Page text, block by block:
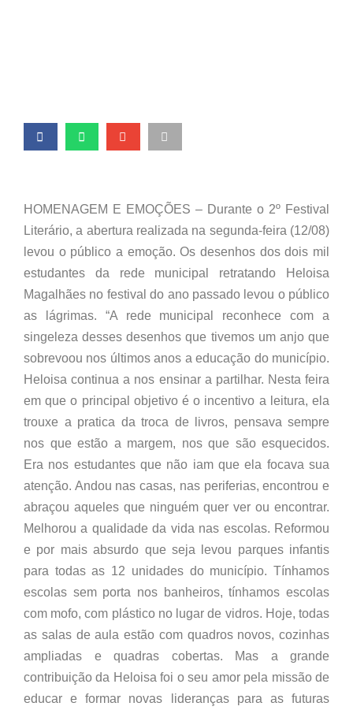
HOMENAGEM E EMOÇÕES – Durante o 2º Festival
Literário, a abertura realizada na segunda-feira (12/08)
levou o público a emoção. Os desenhos dos dois mil
estudantes da rede municipal retratando Heloisa
Magalhães no festival do ano passado levou o público
as lágrimas. “A rede municipal reconhece com a
singeleza desses desenhos que tivemos um anjo que
sobrevoou nos últimos anos a educação do município.
Heloisa continua a nos ensinar a partilhar. Nesta feira
em que o principal objetivo é o incentivo a leitura, ela
trouxe a pratica da troca de livros, pensava sempre
nos que estão a margem, nos que são esquecidos.
Era nos estudantes que não iam que ela focava sua
atenção. Andou nas casas, nas periferias, encontrou e
abraçou aqueles que ninguém quer ver ou encontrar.
Melhorou a qualidade da vida nas escolas. Reformou
e por mais absurdo que seja levou parques infantis
para todas as 12 unidades do município. Tínhamos
escolas sem porta nos banheiros, tínhamos escolas
com mofo, com plástico no lugar de vidros. Hoje, todas
as salas de aula estão com quadros novos, cozinhas
ampliadas e quadras cobertas. Mas a grande
contribuição da Heloisa foi o seu amor pela missão de
educar e formar novas lideranças para as futuras